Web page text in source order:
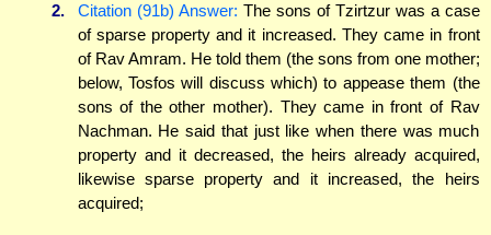
2. Citation (91b) Answer: The sons of Tzirtzur was a case
of sparse property and it increased. They came in front
of Rav Amram. He told them (the sons from one mother;
below, Tosfos will discuss which) to appease them (the
sons of the other mother). They came in front of Rav
Nachman. He said that just like when there was much
property and it decreased, the heirs already acquired,
likewise sparse property and it increased, the heirs
acquired;